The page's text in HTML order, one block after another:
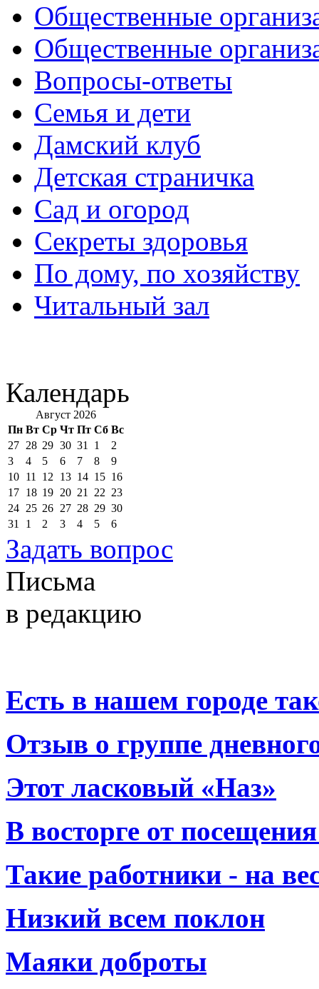
Общественные
Общественные
Вопросы-ответы
Семья и дети
Дамский клуб
Детская страничка
Сад и огород
Секреты здоровья
По дому, по хозяйству
Читальный зал
Календарь
Август 2026
Пн Вт Ср Чт Пт Сб Вс
27 28 29 30 31 1
2
3
4 5 6 7 8
9
10 11 12 13 14 15 16
17 18 19 20 21 22 23
24 25 26 27 28 29 30
31
1 2 3 4 5 6
Задать вопрос
Письма
в редакцию
Есть в нашем городе
Отзыв о группе
Этот ласковый «Наз»
В восторге от
Такие работники - на
Низкий всем поклон
Маяки доброты